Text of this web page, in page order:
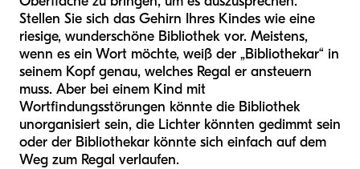
Stellen Sie sich das Gehirn Ihres Kindes wie eine
riesige, wunderschöne Bibliothek vor. Meistens,
wenn es ein Wort möchte, weiß der „Bibliothekar“ in
seinem Kopf genau, welches Regal er ansteuern
muss. Aber bei einem Kind mit
Wortfindungsstörungen könnte die Bibliothek
unorganisiert sein, die Lichter könnten gedimmt sein
oder der Bibliothekar könnte sich einfach auf dem
Weg zum Regal verlaufen.